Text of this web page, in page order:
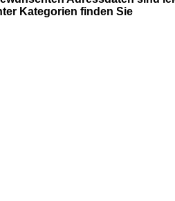
Kategorien finden Sie